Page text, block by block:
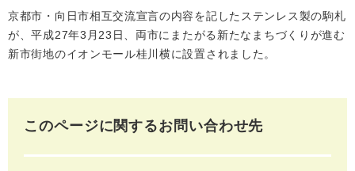
京都市・向日市相互交流宣言の内容を記したステンレス製の駒札
が、平成27年3月23日、両市にまたがる新たなまちづくりが進む
新市街地のイオンモール桂川横に設置されました。
このページに関するお問い合わせ先